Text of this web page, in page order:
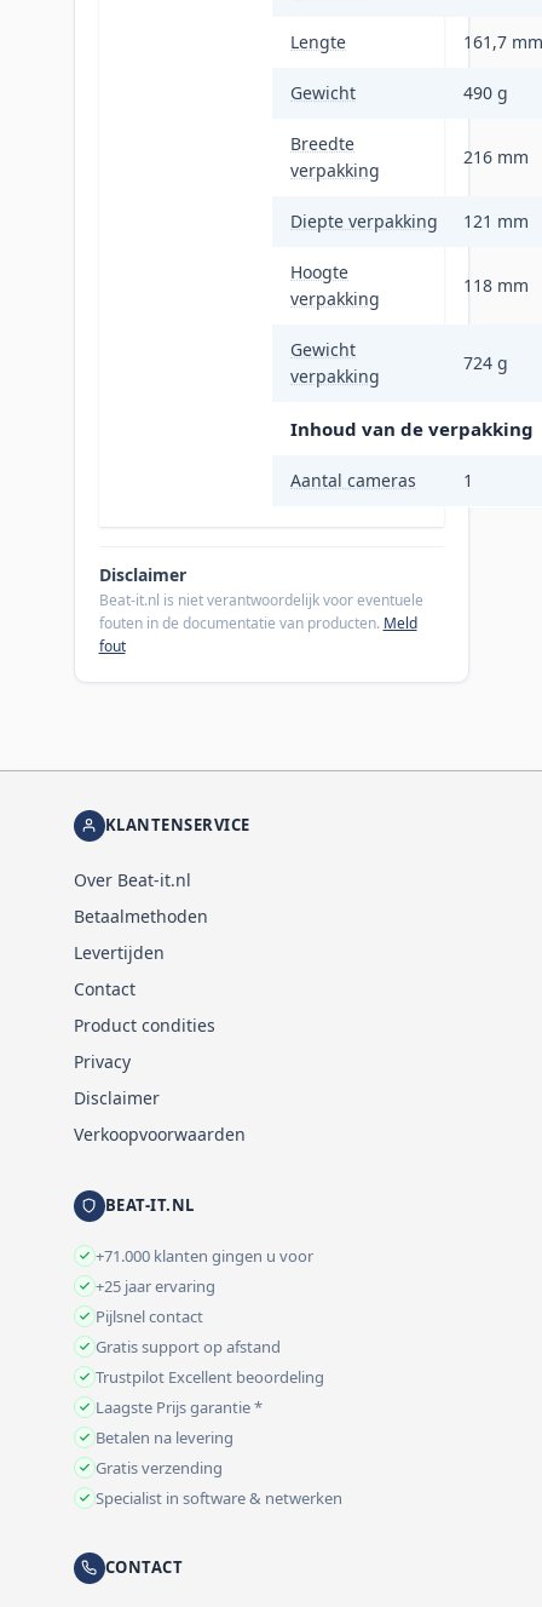
Lengte 161,7 mm
Gewicht 490 g
Breedte
verpakking
216 mm
Diepte verpakking 121 mm
Hoogte
verpakking
118 mm
Gewicht
verpakking
724 g
Inhoud van de verpakking
Aantal cameras 1
Disclaimer
Beat-it.nl is niet verantwoordelijk voor eventuele
fouten in de documentatie van producten. Meld
fout
KLANTENSERVICE
Over Beat-it.nl
Betaalmethoden
Levertijden
Contact
Product condities
Privacy
Disclaimer
Verkoopvoorwaarden
BEAT-IT.NL
+71.000 klanten gingen u voor
+25 jaar ervaring
Pijlsnel contact
Gratis support op afstand
Trustpilot Excellent beoordeling
Laagste Prijs garantie *
Betalen na levering
Gratis verzending
Specialist in software & netwerken
CONTACT